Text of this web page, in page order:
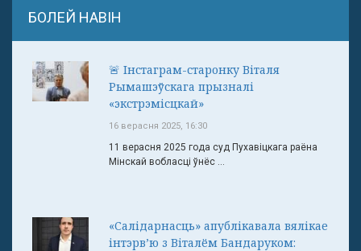
БОЛЕЙ НАВІН
🚨 Інстаграм-старонку Віталя
Рымашэўскага прызналі
«экстрэмісцкай»
16 верасня 2025, 16:30
11 верасня 2025 года суд Пухавіцкага раёна
Мінскай вобласці ўнёс ...
«Салідарнасць» апублікавала вялікае
інтэрв’ю з Віталём Бандаруком: